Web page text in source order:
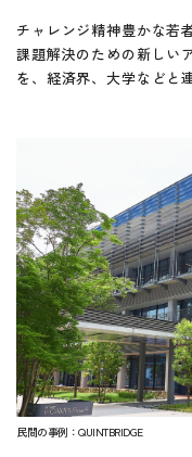
チャレンジ精神豊かな若
課題解決のための新しい
を、経済界、大学などと
民間の事例：QUINTBRIDGE